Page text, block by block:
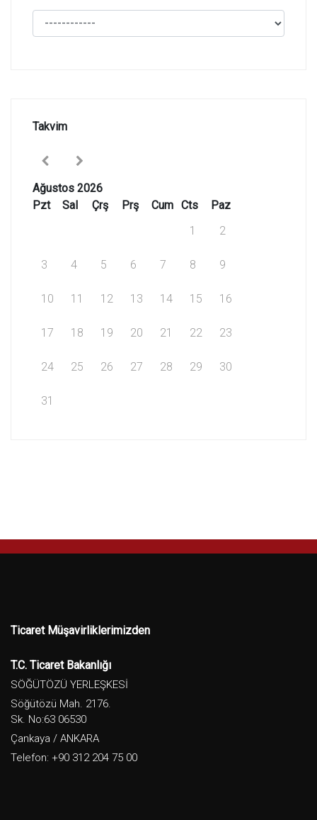
Takvim
Ağustos 2026
Pzt
Sal Çrş Prş Cum Cts
Paz
1
2
3 4 5 6 7 8 9
10 11 12 13 14 15 16
17 18 19 20 21 22 23
24 25 26 27 28 29 30
31
Ticaret Müşavirliklerimizden
T.C. Ticaret Bakanlığı
SÖĞÜTÖZÜ YERLEŞKESİ
Söğütözü Mah. 2176.
Sk. No:63 06530
Çankaya / ANKARA
Telefon: +90 312 204 75 00